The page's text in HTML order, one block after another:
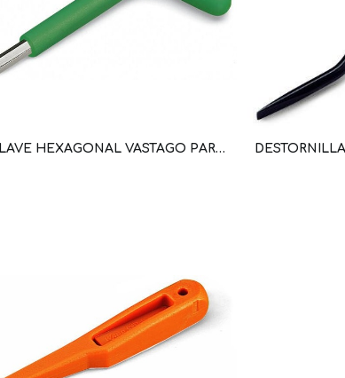
LLAVE HEXAGONAL VASTAGO PARCIALMENTE AISLADO (WAG100397 / 285-172)